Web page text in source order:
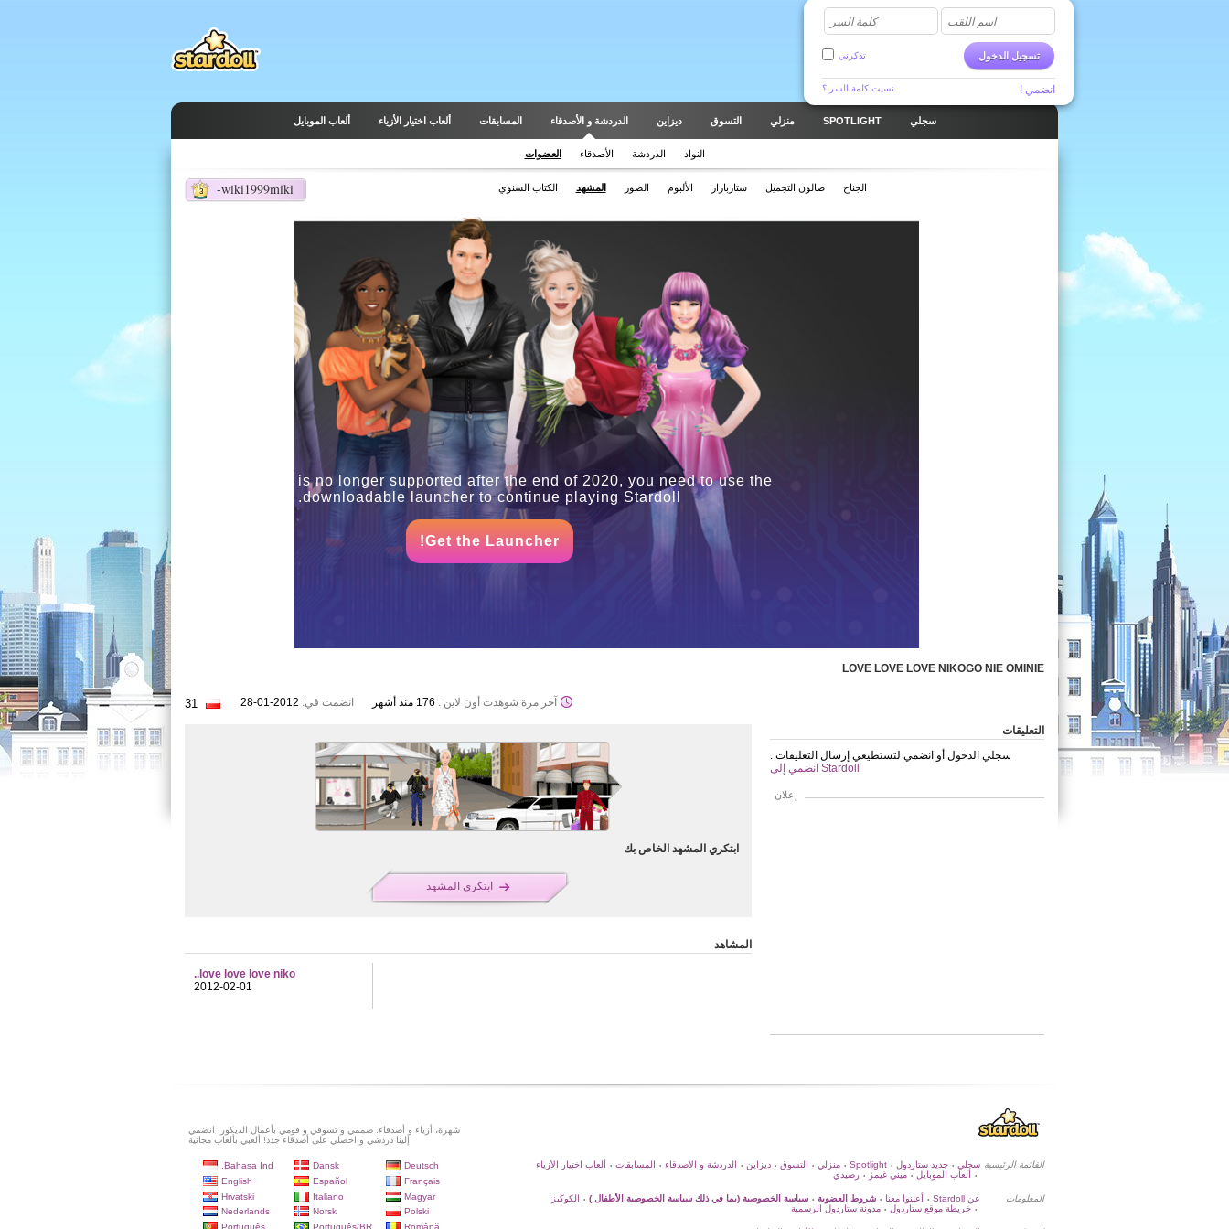
اسم اللقب كلمة السر
تسجيل الدخول تذكرني
نسيت كلمة السر ؟ انضمي !
سجلي SPOTLIGHT منزلي التسوق ديزاين الدردشة و الأصدقاء المسابقات ألعاب اختيار الأزياء ألعاب الموبايل
النواد الدردشة الأصدقاء العضوات
wiki1999miki-
3 الجناح صالون التجميل ستاربازار الألبوم الصور المشهد الكتاب السنوي
Since Flash is no longer supported after the end of 2020, you need to use the
downloadable launcher to continue playing Stardoll.
Get the Launcher!
LOVE LOVE LOVE NIKOGO NIE OMINIE
31 انضمت في: آخر مرة شوهدت أون لاين :
ابتكري المشهد الخاص بك
ابتكري المشهد
المشاهد
love love love niko..
2012-02-01
التعليقات
. سجلي الدخول أو انضمي لتستطيعي إرسال التعليقات
انضمي إلى Stardoll
إعلان
شهرة، أزياء و أصدقاء. صممي و تسوقي و قومي بأعمال الديكور. انضمي
إلينا دردشي و احصلي على أصدقاء جدد! ألعبي بألعاب مجانية
القائمة الرئيسية سجلي • جديد ستاردول •
Spotlight
• منزلي • التسوق • ديزاين • الدردشة و الأصدقاء • المسابقات • ألعاب اختيار الأزياء
• ألعاب الموبايل • ميني غيمز • رصيدي
المعلومات عن Stardoll • أعلنوا معنا • شروط العضوية • سياسة الخصوصية (بما في ذلك سياسة الخصوصية الأطفال ) • الكوكيز
• خريطة موقع ستاردول • مدونة ستاردول الرسمية
Bahasa Ind. Dansk
Deutsch
English
Español
Français
Hrvatski
Italiano
Magyar
Nederlands
Norsk
Polski
Português
Português/BR Română